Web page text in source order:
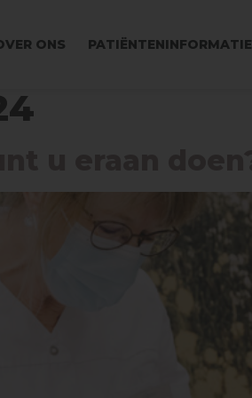
ONS PATIËNTENINFORMATIE